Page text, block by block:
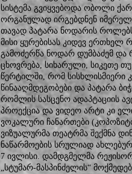
სისტემა გვიყვებოდა ობოლი
ორგანულად ირგებდნენ
თავად პატარა ნოდარის
მისი ყურებისას კიდევ ერთხელ
გამოძერწა ნოდარ დუმბაძემ და
ცხოვრება, სიხარული, სიკეთე
წერტილში, რომ სისხლისმიერი
წინააღმდეგობები და პატარა
რომლის სასცენო ადაპტაციის
პროექცია და ვიდეო არტი კი
ვოკალური ჩანართები
ვიზუალურმა თეატრმა შექმნა
ნაწარმოების სრულიად
7 ივლისი. დამდგმელმა
„სტუმარ-მასპინძელის“